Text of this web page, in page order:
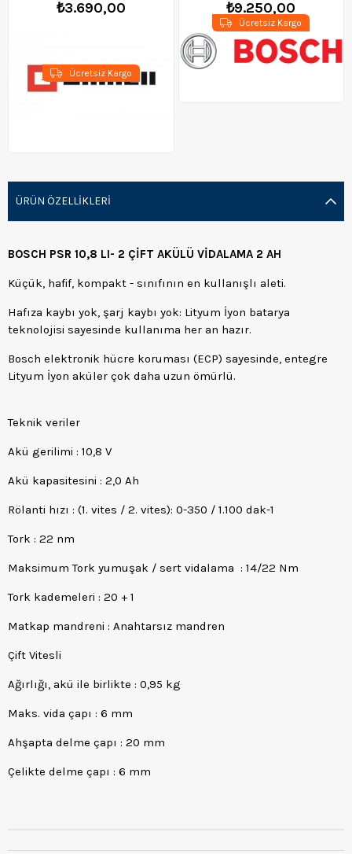
₺3.690,00
Ücretsiz Kargo
₺9.250,00
Ücretsiz Kargo
ÜRÜN ÖZELLIKLERI
BOSCH PSR 10,8 LI- 2 ÇİFT AKÜLÜ VİDALAMA 2 AH
Küçük, hafif, kompakt - sınıfının en kullanışlı aleti.
Hafıza kaybı yok, şarj kaybı yok: Lityum İyon batarya
teknolojisi sayesinde kullanıma her an hazır.
Bosch elektronik hücre koruması (ECP) sayesinde, entegre
Lityum İyon aküler çok daha uzun ömürlü.
Teknik veriler
Akü gerilimi : 10,8 V
Akü kapasitesini : 2,0 Ah
Rölanti hızı : (1. vites / 2. vites): 0-350 / 1.100 dak-1
Tork : 22 nm
Maksimum Tork yumuşak / sert vidalama : 14/22 Nm
Tork kademeleri : 20 + 1
Matkap mandreni : Anahtarsız mandren
Çift Vitesli
Ağırlığı, akü ile birlikte : 0,95 kg
Maks. vida çapı : 6 mm
Ahşapta delme çapı : 20 mm
Çelikte delme çapı : 6 mm